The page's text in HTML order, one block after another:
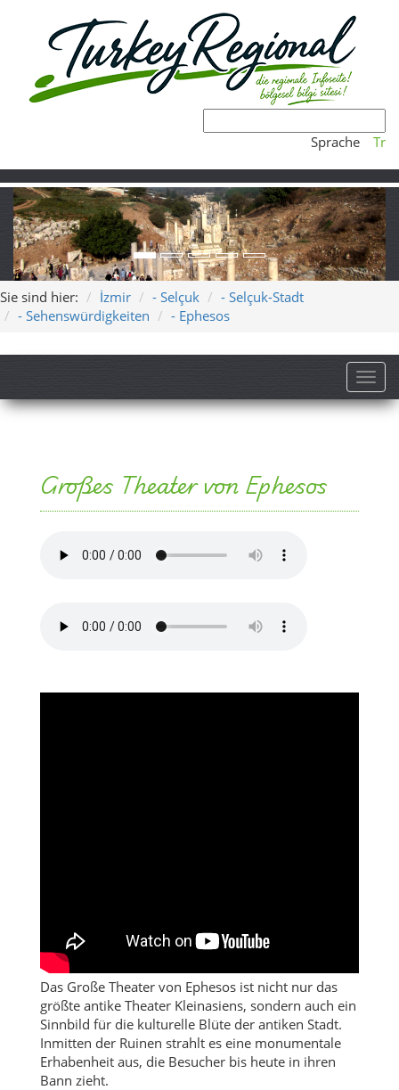
Sprache Tr
Sie sind hier: İzmir - Selçuk
- Selçuk-Stadt
- Sehenswürdigkeiten
- Ephesos
Großes Theater von Ephesos
Das Große Theater von Ephesos ist nicht nur das
größte antike Theater Kleinasiens, sondern auch ein
Sinnbild für die kulturelle Blüte der antiken Stadt.
Inmitten der Ruinen strahlt es eine monumentale
Erhabenheit aus, die Besucher bis heute in ihren
Bann zieht.